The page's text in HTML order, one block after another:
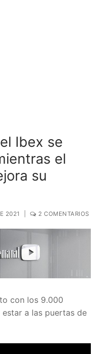
Ibex se
el
su
2021 2 COMENTARIOS
con los 9.000
a las puertas de